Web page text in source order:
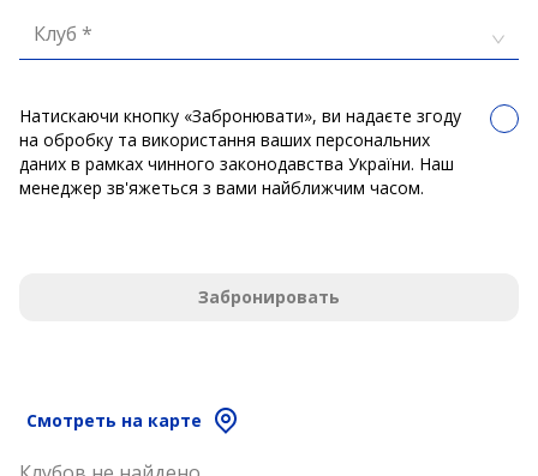
Клуб *
Натискаючи кнопку «Забронювати», ви надаєте згоду
на обробку та використання ваших персональних
даних в рамках чинного законодавства України. Наш
менеджер зв'яжеться з вами найближчим часом.
Забронировать
Смотреть на карте